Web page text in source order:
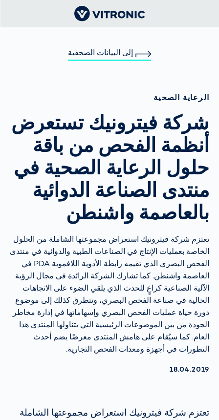
إلى البيانات الصحفية
الرعاية الصحية
شركة فيترونيك تستعرض
أنظمة الفحص من باقة
حلول الرعاية الصحية في
منتدى الصناعة الدوائية
بالعاصمة واشنطن
تعتزم شركة فيترونيك استعراض مجموعتها الشاملة من الحلول
الخاصة بعمليات الإنتاج في الصناعات الطبية والدوائية في منتدى
الفحص البصري الذي تقيمه رابطة الأدوية اللافموية PDA في
العاصمة واشنطن. كما تشارك الشركة الرائدة في مجال الرؤية
الآلية الصناعية كراعٍ للحدث الذي يلقي الضوء على الاتجاهات
الحالية في صناعة الفحص البصري، وتتطرق كذلك إلى موضوع
دورة حياة عمليات الفحص البصري وإسهاماتها في إدارة مخاطر
الجودة من بين الموضوعات الرئيسية التي يتناولها المنتدى هذا
العام. كما سيُقام على هامش المنتدى معرضًا يضم أحدث
التطورات في أجهزة ومعدات الفحص التجارية.
AKTUALISIERT AM:
18.04.2019
تعتزم شركة فيترونيك استعراض مجموعتها الشاملة